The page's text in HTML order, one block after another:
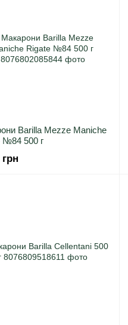
Barilla Mezze Maniche
№84 500 г